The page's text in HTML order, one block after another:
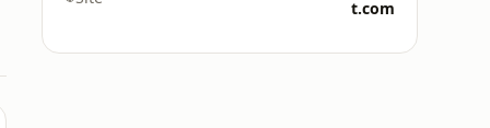
t.com